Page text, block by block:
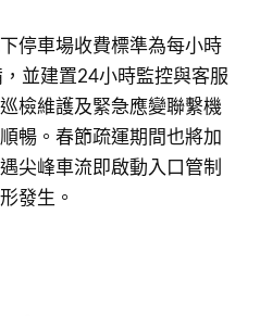
停車場收費標準為每小時
並建置24小時監控與客服
檢維護及緊急應變聯繫機
暢。春節疏運期間也將加
尖峰車流即啟動入口管制
發生。